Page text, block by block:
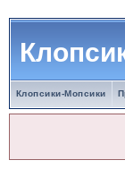
Клопсики-Мопсики